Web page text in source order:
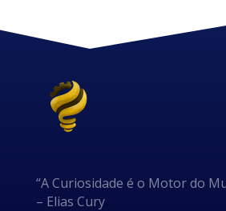
“A Curiosidade é o Motor do
– Elias Cury